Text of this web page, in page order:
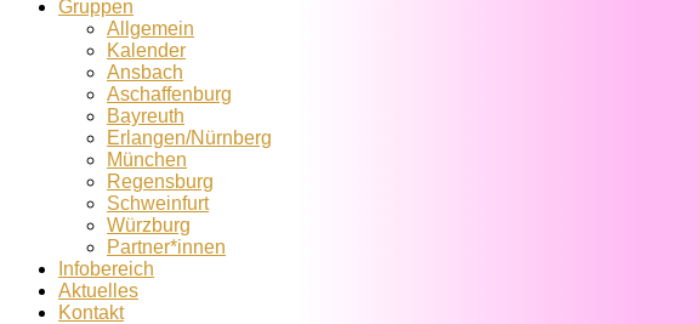
Gruppen
Allgemein
Kalender
Ansbach
Aschaffenburg
Bayreuth
Erlangen/Nürnberg
München
Regensburg
Schweinfurt
Würzburg
Partner*innen
Infobereich
Aktuelles
Kontakt